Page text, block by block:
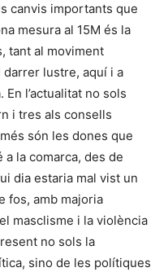
canvis importants que
mesura al 15M és la
tant al moviment
lustre, aquí i a
l’actualitat no sols
i tres als consells
són les dones que
la comarca, des de
dia estaria mal vist un
fos, amb majoria
masclisme i la violència
no sols la
sino de les polítiques